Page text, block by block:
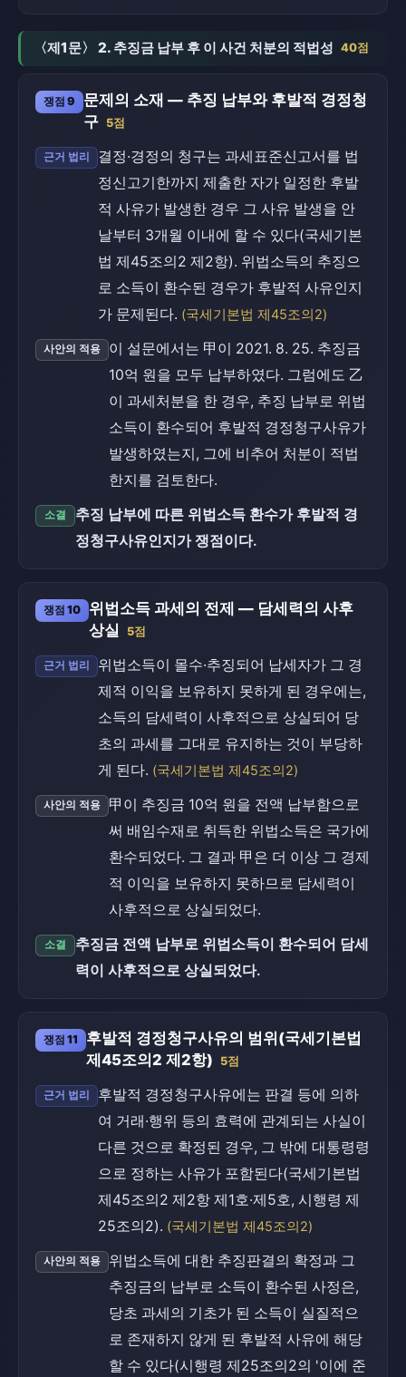
〈제1문〉 2. 추징금 납부 후 이 사건 처분의 적법성 40점
쟁점 9
문제의 소재 — 추징 납부와 후발적 경정청
구 5점
근거 법리
결정·경정의 청구는 과세표준신고서를 법
정신고기한까지 제출한 자가 일정한 후발
적 사유가 발생한 경우 그 사유 발생을 안
날부터 3개월 이내에 할 수 있다(국세기본
법 제45조의2 제2항). 위법소득의 추징으
로 소득이 환수된 경우가 후발적 사유인지
가 문제된다. (국세기본법 제45조의2)
사안의 적용
이 설문에서는 甲이 2021. 8. 25. 추징금
10억 원을 모두 납부하였다. 그럼에도 乙
이 과세처분을 한 경우, 추징 납부로 위법
소득이 환수되어 후발적 경정청구사유가
발생하였는지, 그에 비추어 처분이 적법
한지를 검토한다.
소결
추징 납부에 따른 위법소득 환수가 후발적 경
정청구사유인지가 쟁점이다.
쟁점 10
위법소득 과세의 전제 — 담세력의 사후
상실
5점
근거 법리
위법소득이 몰수·추징되어 납세자가 그 경
제적 이익을 보유하지 못하게 된 경우에는,
소득의 담세력이 사후적으로 상실되어 당
초의 과세를 그대로 유지하는 것이 부당하
게 된다. (국세기본법 제45조의2)
사안의 적용
甲이 추징금 10억 원을 전액 납부함으로
써 배임수재로 취득한 위법소득은 국가에
환수되었다. 그 결과 甲은 더 이상 그 경제
적 이익을 보유하지 못하므로 담세력이
사후적으로 상실되었다.
소결
추징금 전액 납부로 위법소득이 환수되어 담세
력이 사후적으로 상실되었다.
쟁점 11
후발적 경정청구사유의 범위(국세기본법
제45조의2 제2항) 5점
근거 법리
후발적 경정청구사유에는 판결 등에 의하
여 거래·행위 등의 효력에 관계되는 사실이
다른 것으로 확정된 경우, 그 밖에 대통령령
으로 정하는 사유가 포함된다(국세기본법
제45조의2 제2항 제1호·제5호, 시행령 제
25조의2). (국세기본법 제45조의2)
사안의 적용
위법소득에 대한 추징판결의 확정과 그
추징금의 납부로 소득이 환수된 사정은,
당초 과세의 기초가 된 소득이 실질적으
로 존재하지 않게 된 후발적 사유에 해당
할 수 있다(시행령 제25조의2의 '이에 준